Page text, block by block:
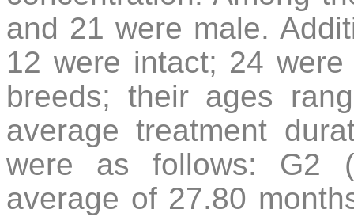
and 21 were male.
12 were intact; 24
breeds; their ages
average treatment
were as follows: G2
average of 27.80